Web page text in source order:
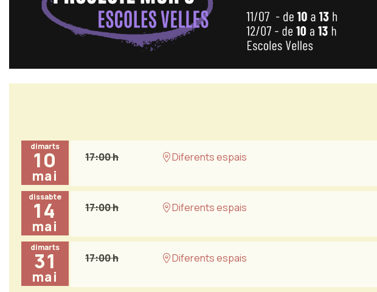
dimarts
10
mai
17:00 h Diferents espais
dissabte
14
mai
17:00 h Diferents espais
dimarts
31
mai
17:00 h Diferents espais